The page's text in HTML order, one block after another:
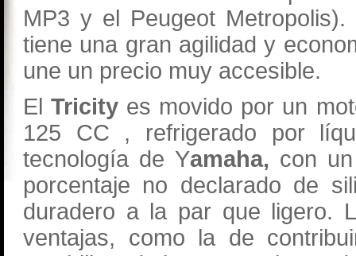
MP3 y el Peugeot
tiene una gran agilidad y
une un precio muy accesible.
El Tricity es movido por un
125 CC , refrigerado por
tecnología de Yamaha, con
porcentaje no declarado de
duradero a la par que ligero.
ventajas, como la de